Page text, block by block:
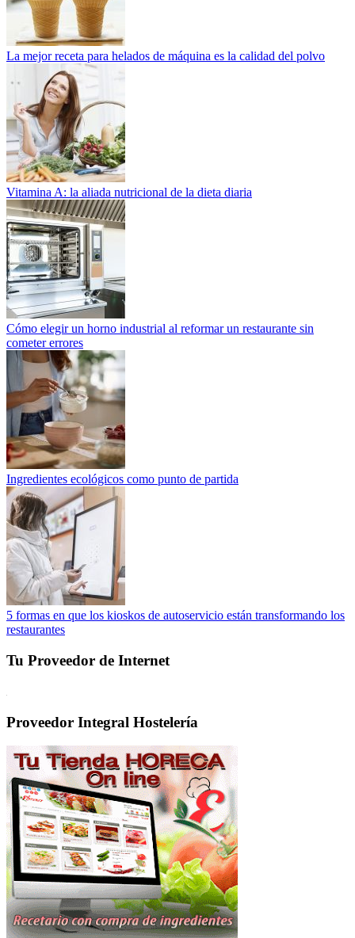
La mejor receta para helados de máquina es la calidad del polvo
Vitamina A: la aliada nutricional de la dieta diaria
Cómo elegir un horno industrial al reformar un restaurante sin
cometer errores
Ingredientes ecológicos como punto de partida
5 formas en que los kioskos de autoservicio están transformando los
restaurantes
Tu Proveedor de Internet
Proveedor Integral Hostelería